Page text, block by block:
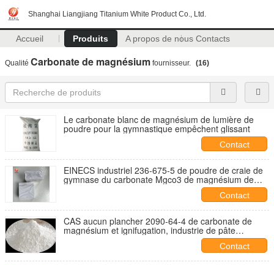
Shanghai Liangjiang Titanium White Product Co., Ltd.
Accueil Produits A propos de nous Contacts
Qualité Carbonate de magnésium fournisseur. (16)
Le carbonate blanc de magnésium de lumière de
poudre pour la gymnastique empêchent glissant
Contact
EINECS industriel 236-675-5 de poudre de craie de
gymnase du carbonate Mgco3 de magnésium de
Contact
CAS aucun plancher 2090-64-4 de carbonate de
magnésium et ignifugation, industrie de pâte
Contact